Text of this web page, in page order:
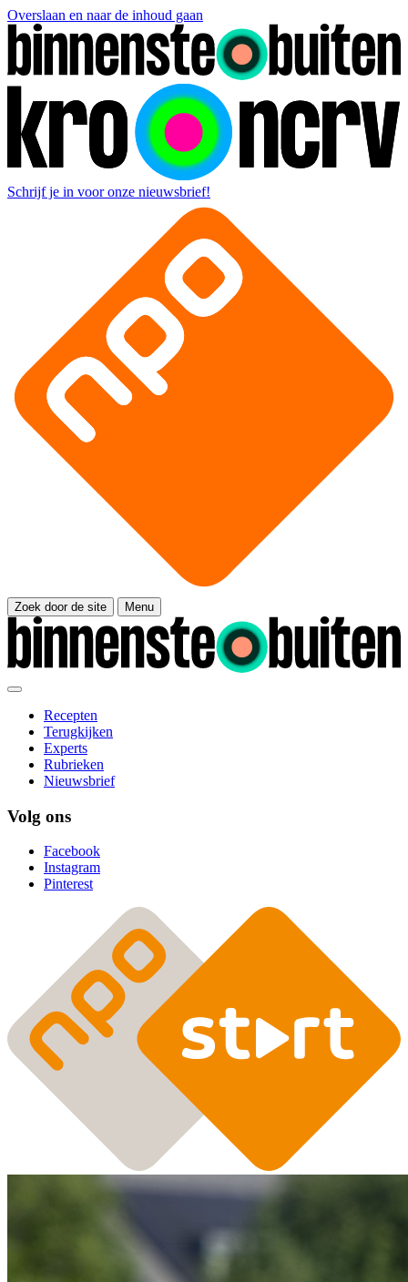
Overslaan en naar de inhoud gaan
Schrijf je in voor onze nieuwsbrief!
Zoek door de site Menu
Recepten
Terugkijken
Experts
Rubrieken
Nieuwsbrief
Volg ons
Facebook
Instagram
Pinterest